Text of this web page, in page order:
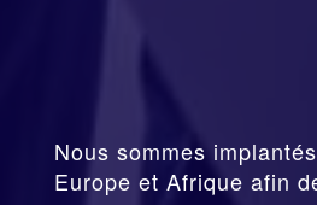
Nous sommes
Europe et Afrique afin